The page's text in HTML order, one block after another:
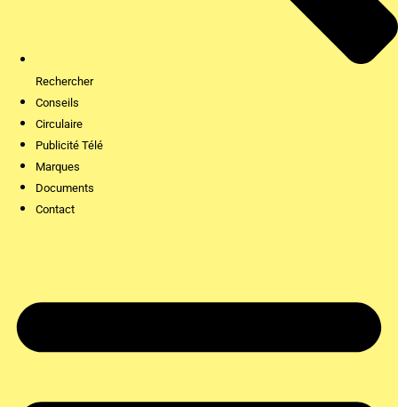
Rechercher
Conseils
Circulaire
Publicité Télé
Marques
Documents
Contact